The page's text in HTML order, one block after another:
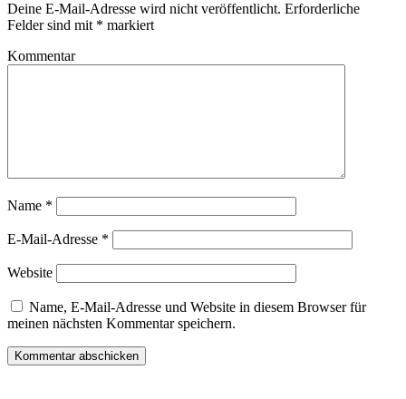
Deine E-Mail-Adresse wird nicht veröffentlicht. Erforderliche
Felder sind mit * markiert
Kommentar
Name *
E-Mail-Adresse *
Website
Name, E-Mail-Adresse und Website in diesem Browser für
meinen nächsten Kommentar speichern.